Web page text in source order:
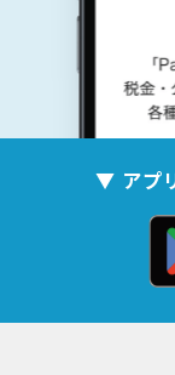
▼ アプ